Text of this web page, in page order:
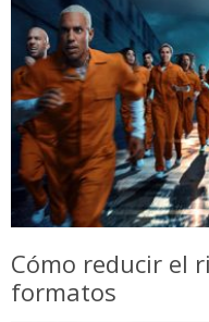
Cómo reducir el
formatos